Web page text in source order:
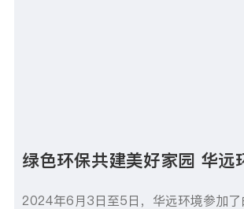
绿色环保共建美好家园 华远
2024年6月3日至5日，华远环境参加了